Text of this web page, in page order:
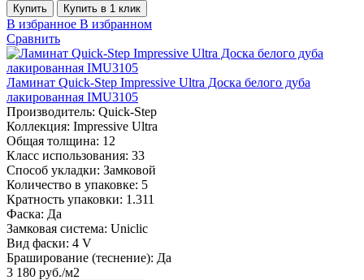
Купить Купить в 1 клик
В избранное В избранном
Сравнить
Ламинат Quick-Step Impressive Ultra Доска белого дуба
лакированная IMU3105
Производитель: Quick-Step
Коллекция: Impressive Ultra
Общая толщина: 12
Класс использования: 33
Способ укладки: Замковой
Количество в упаковке: 5
Кратность упаковки: 1.311
Фаска: Да
Замковая система: Uniclic
Вид фаски: 4 V
Браширование (теснение): Да
3 180 руб./м2